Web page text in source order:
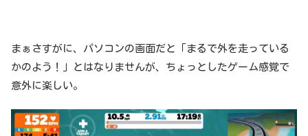
まぁさすがに、パソコンの画面だと「まるで外を走っている
かのよう！」とはなりませんが、ちょっとしたゲーム感覚で
意外に楽しい。